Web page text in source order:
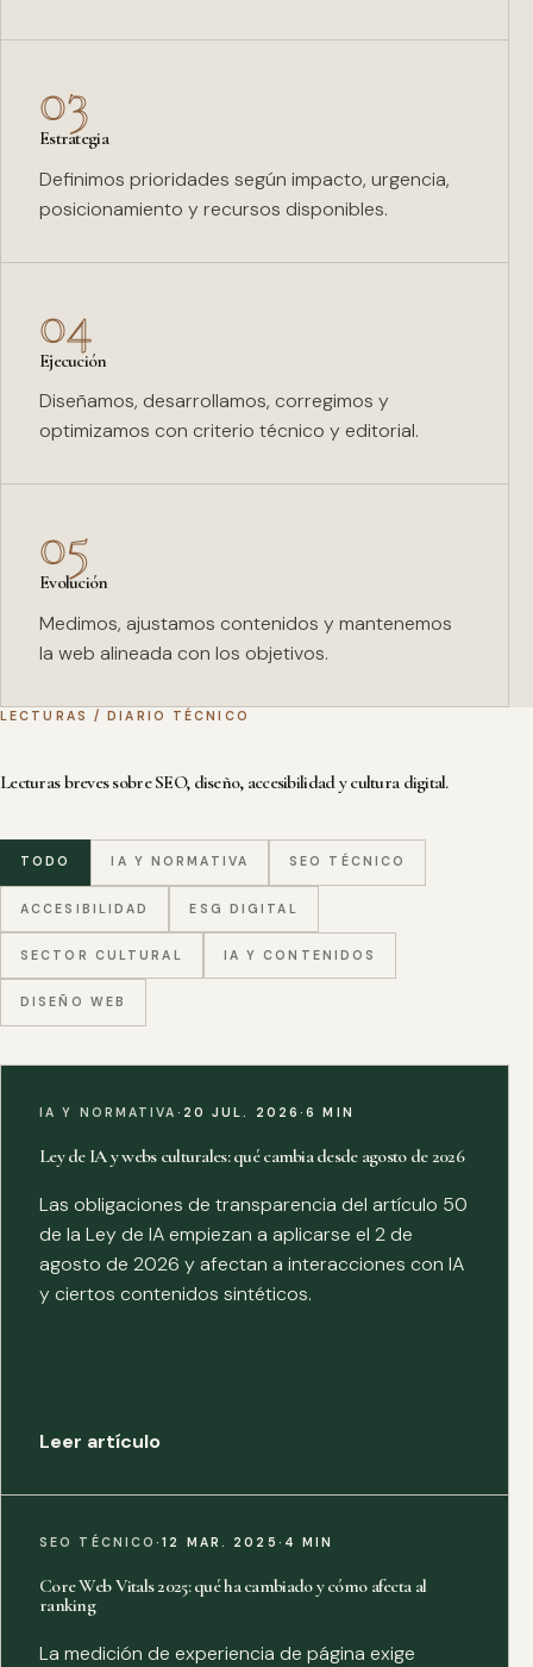
03
Estrategia
Definimos prioridades según impacto, urgencia,
posicionamiento y recursos disponibles.
04
Ejecución
Diseñamos, desarrollamos, corregimos y
optimizamos con criterio técnico y editorial.
05
Evolución
Medimos, ajustamos contenidos y mantenemos
la web alineada con los objetivos.
LECTURAS / DIARIO TÉCNICO
Lecturas breves sobre SEO, diseño, accesibilidad y cultura digital.
TODO IA Y NORMATIVA SEO TÉCNICO
ACCESIBILIDAD ESG DIGITAL
SECTOR CULTURAL IA Y CONTENIDOS
DISEÑO WEB
IA Y NORMATIVA · 20 JUL. 2026·6 MIN
Ley de IA y webs culturales: qué cambia desde agosto de 2026
Las obligaciones de transparencia del artículo 50
de la Ley de IA empiezan a aplicarse el 2 de
agosto de 2026 y afectan a interacciones con IA
y ciertos contenidos sintéticos.
Leer artículo
SEO TÉCNICO·12 MAR. 2025 · 4 MIN
Core Web Vitals 2025: qué ha cambiado y cómo afecta al
ranking
La medición de experiencia de página exige